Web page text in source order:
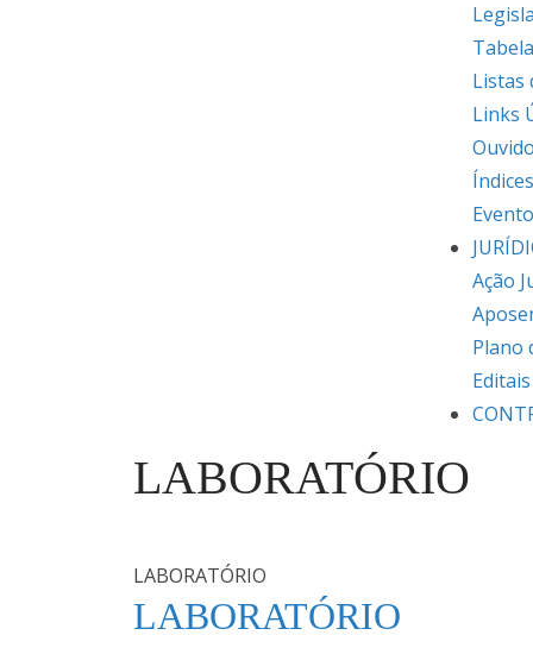
Listas
Links
Índices
Ação
Plano
LABORATÓRIO
LABORATÓRIO
LABORATÓRIO